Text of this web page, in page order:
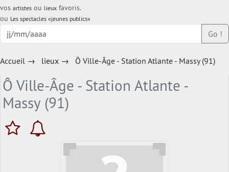
vos artistes ou lieux favoris.
ou Les spectacles «jeunes publics»
Go !
Accueil → lieux → Ô Ville-Âge - Station Atlante - Massy (91)
Ô Ville-Âge - Station Atlante -
Massy (91)